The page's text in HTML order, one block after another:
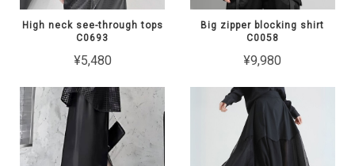
High neck see-through tops
C0693
¥5,480
Big zipper blocking shirt
C0058
¥9,980